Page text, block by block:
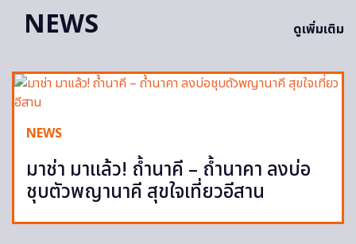
NEWS ดูเพิ่มเติม
NEWS
มาช่า มาแล้ว! ถ้ำนาคี – ถ้ำนาคา ลงบ่อ
ชุบตัวพญานาคี สุขใจเที่ยวอีสาน